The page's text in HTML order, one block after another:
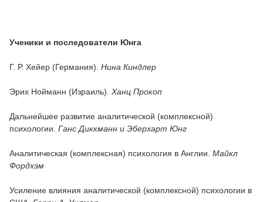
Ученики и последователи Юнга
Г. Р. Хейер (Германия). Нина Киндлер
Эрих Нойманн (Израиль). Хaнц Прокоп
Дальнейшее развитие аналитической (комплексной)
психологии. Ганс Диккманн и Эберхарт Юнг
Аналитическая (комплексная) психология в Англии. Майкл
Фордхэм
Усиление влияния аналитической (комплексной) психологии в